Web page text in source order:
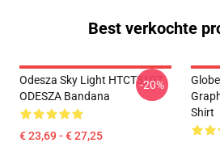
Best verkochte
Odesza Sky Light HTCT3107
ODESZA Bandana
€ 23,69 - € 27,25
-20%
Shirt